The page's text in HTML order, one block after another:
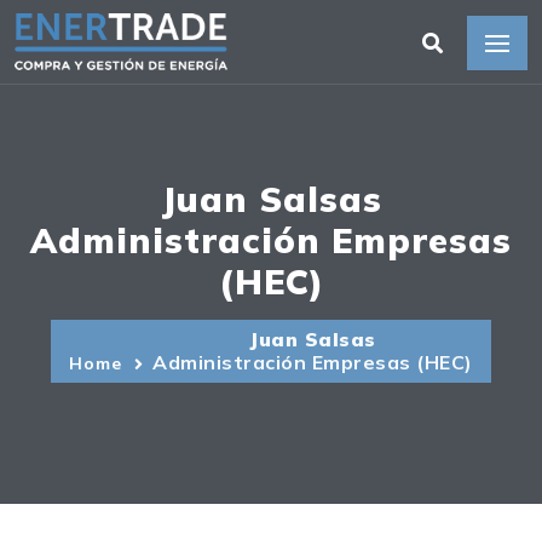
Juan Salsas
Administración Empresas
(HEC)
Home
Juan Salsas
Administración Empresas (HEC)